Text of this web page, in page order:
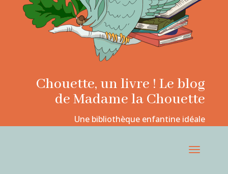
Chouette, un livre ! Le blog
de Madame la Chouette
Une bibliothèque enfantine idéale